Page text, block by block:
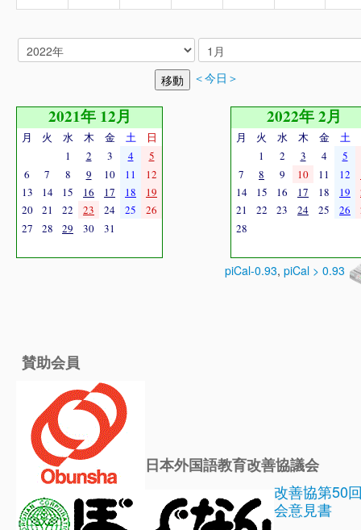
＜今日＞
2021年 12月
月 火 水 木 金 土
日
1
2 3 4
5
6
7 8 9 10 11
12
13
14 15 16 17 18
19
20
21 22 23 24 25
26
27
28 29 30 31
2022年 2月
月 火 水 木 金 土
1
2 3 4
5
7
8 9 10 11 12
14
15 16 17 18 19
21
22 23 24 25 26
28
piCal-0.93, piCal > 0.93
賛助会員
日本外国語教育改善協議会
改善協第50
会意見書